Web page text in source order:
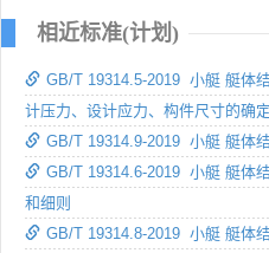
相近标准(计划)
GB/T 19314.5-2019 小艇 艇体
计压力、设计应力、构件尺寸的确定
GB/T 19314.9-2019 小艇 艇体
GB/T 19314.6-2019 小艇 艇体
和细则
GB/T 19314.8-2019 小艇 艇体